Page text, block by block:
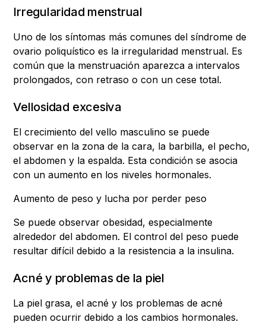
Irregularidad menstrual
Uno de los síntomas más comunes del síndrome de
ovario poliquístico es la irregularidad menstrual. Es
común que la menstruación aparezca a intervalos
prolongados, con retraso o con un cese total.
Vellosidad excesiva
El crecimiento del vello masculino se puede
observar en la zona de la cara, la barbilla, el pecho,
el abdomen y la espalda. Esta condición se asocia
con un aumento en los niveles hormonales.
Aumento de peso y lucha por perder peso
Se puede observar obesidad, especialmente
alrededor del abdomen. El control del peso puede
resultar difícil debido a la resistencia a la insulina.
Acné y problemas de la piel
La piel grasa, el acné y los problemas de acné
pueden ocurrir debido a los cambios hormonales.